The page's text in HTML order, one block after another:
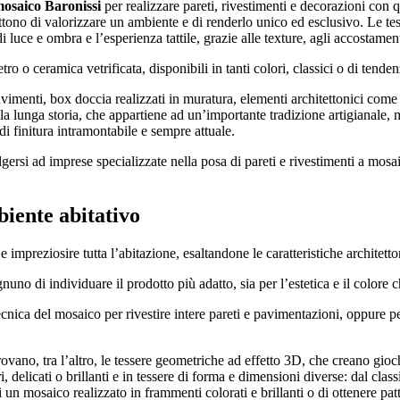
Baronissi per realizzare pareti, rivestimenti e decorazioni con
di valorizzare un ambiente e di renderlo unico ed esclusivo. Le
e ombra e l’esperienza tattile, grazie alle texture, agli
o ceramica vetrificata, disponibili in tanti colori, classici o di
box doccia realizzati in muratura, elementi architettonici
storia, che appartiene ad un’importante tradizione
finitura intramontabile e sempre attuale.
ad imprese specializzate nella posa di pareti e rivestimenti a
abitativo
tutta l’abitazione, esaltandone le caratteristiche
di individuare il prodotto più adatto, sia per l’estetica e il colore
del mosaico per rivestire intere pareti e pavimentazioni, oppure
tra l’altro, le tessere geometriche ad effetto 3D, che creano
o brillanti e in tessere di forma e dimensioni diverse: dal
mosaico realizzato in frammenti colorati e brillanti o di ottenere